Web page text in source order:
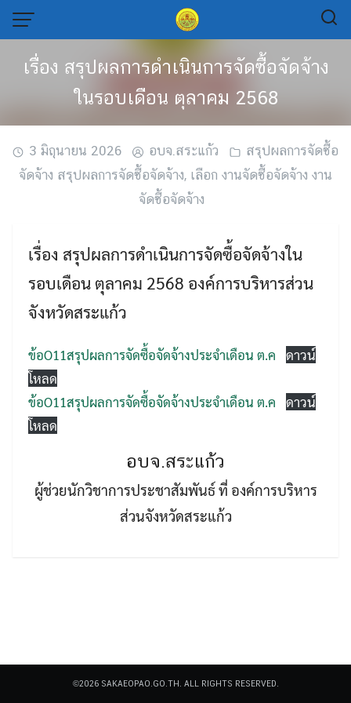
Skip
content
for:
Search
เรื่อง สรุปผลการดำเนินการจัดซื้อจัดจ้าง
ในรอบเดือน ตุลาคม 2568
3 มิถุนายน 2026 อบจ.สระแก้ว
สรุปผลการจัดซื้อ
จัดจ้าง สรุปผลการจัดซื้อจัดจ้าง, เลือก งานจัดซื้อจัดจ้าง งาน
จัดซื้อจัดจ้าง
เรื่อง สรุปผลการดำเนินการจัดซื้อจัดจ้างใน
รอบเดือน ตุลาคม 2568 องค์การบริหารส่วน
จังหวัดสระแก้ว
ข้อO11สรุปผลการจัดซื้อจัดจ้างประจำเดือน ต.ค
ดาวน์
โหลด
ข้อO11สรุปผลการจัดซื้อจัดจ้างประจำเดือน ต.ค
ดาวน์
โหลด
อบจ.สระแก้ว
ผู้ช่วยนักวิชาการประชาสัมพันธ์ ที่ องค์การบริหาร
ส่วนจังหวัดสระแก้ว
©2026 SAKAEOPAO.GO.TH. ALL RIGHTS RESERVED.